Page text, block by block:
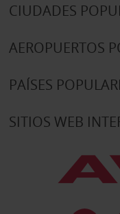
CIUDADES
AEROPUERTOS
PAÍSES
SITIOS WEB